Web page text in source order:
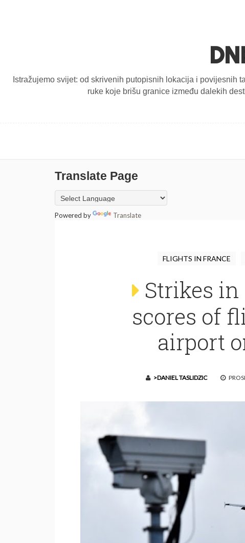
Istražujemo svijet: od skrivenih putopisnih lokacija i povijesnih
ruke koje brišu granice između dalekih
Translate Page
Powered by Translate
FLIGHTS IN FRANCE
Strikes
scores of
airport
>DANIEL TASLIDZIC